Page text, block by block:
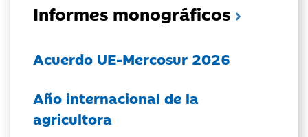
Informes monográficos
Acuerdo UE-Mercosur 2026
Año internacional de la
agricultora